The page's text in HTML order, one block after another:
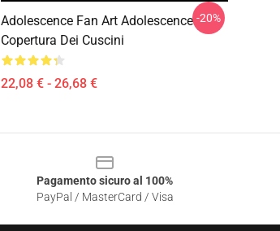
Adolescence Fan Art Adolescence
Copertura Dei Cuscini
22,08 € - 26,68 €
-20%
Pagamento sicuro al 100%
PayPal / MasterCard / Visa